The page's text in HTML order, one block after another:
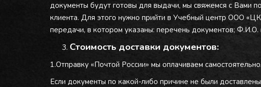
документы будут готовы для выдачи, мы свяжемся с Вами
клиента. Для этого нужно прийти в Учебный центр ООО
передачи, в котором указаны: перечень документов;
Стоимость доставки документов:
1.Отправку «Почтой России» мы оплачиваем самостоятельно.
Если документы по какой-либо причине не были